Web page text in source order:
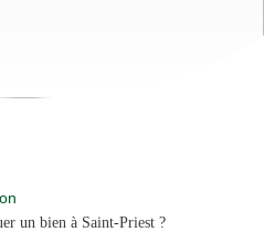
un bien à Saint-Priest ?